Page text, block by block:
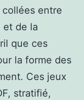
entre
et de la
que ces
la forme des
Ces jeux
stratifié,